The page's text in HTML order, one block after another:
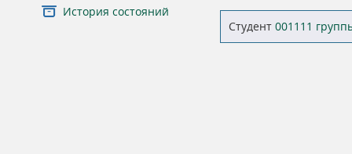
з История состояний
Студент 001111